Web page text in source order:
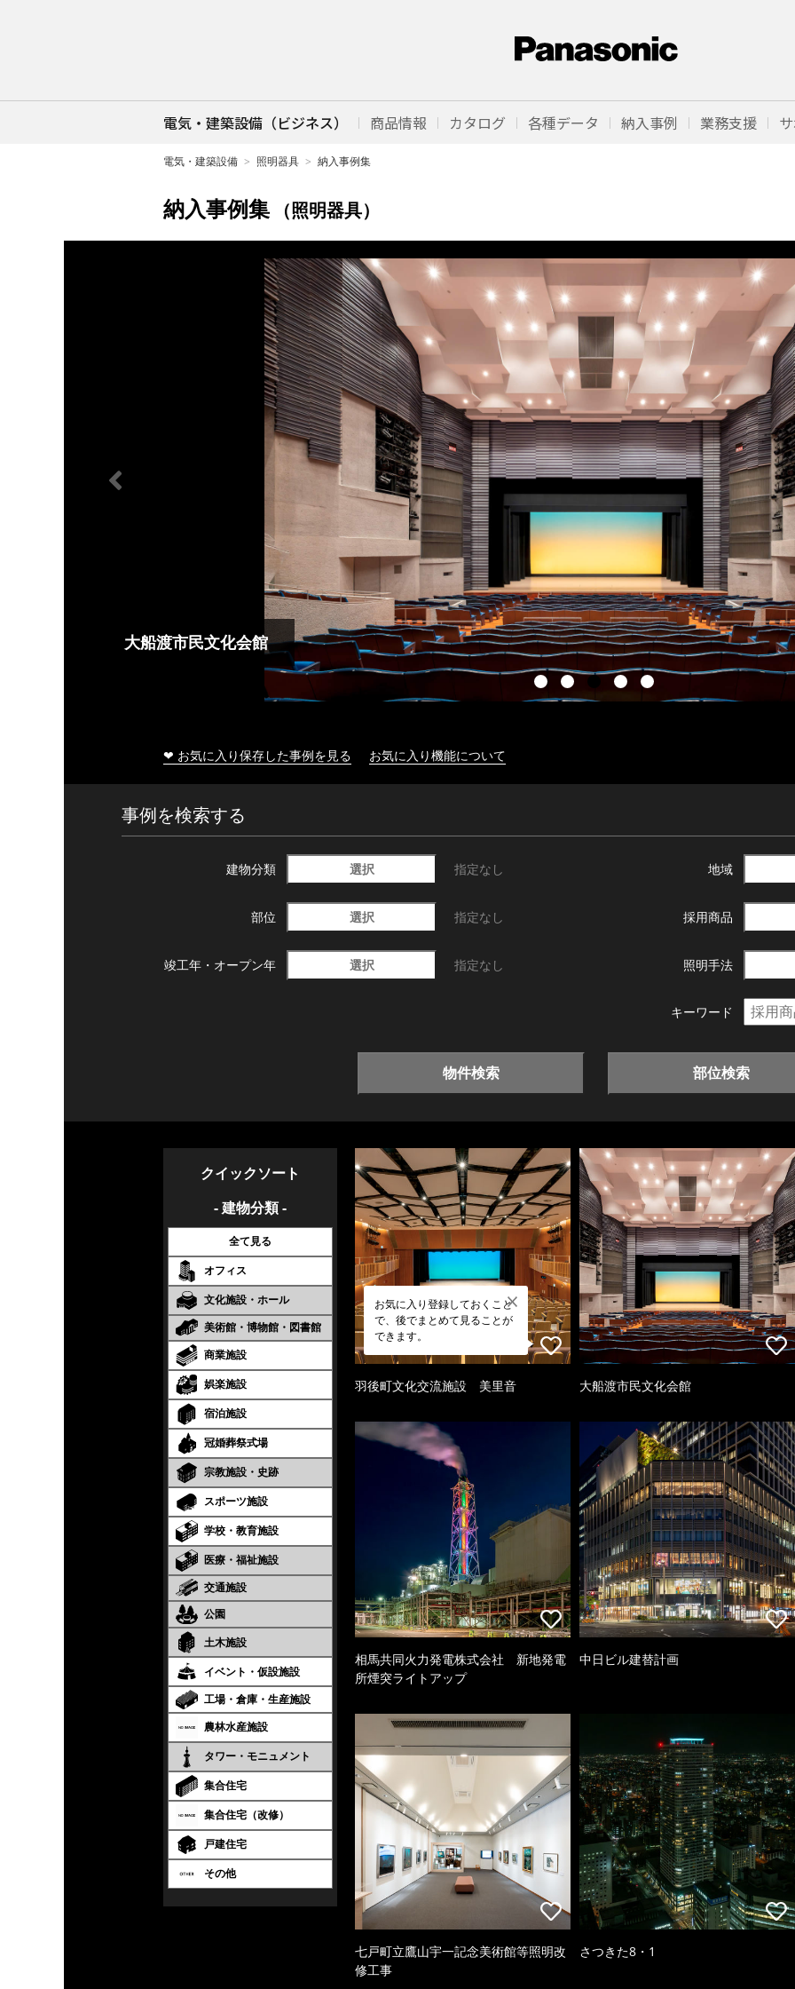
電気・建築設備（ビジネス） 商品情報 カタログ 各種データ 納入事例 業務支援
電気・建築設備 照明器具 納入事例集
納入事例集 （照明器具）
大船渡市民文化会館
❤ お気に入り保存した事例を見る お気に入り機能について
事例を検索する
建物分類 選択 指定なし 地域
部位 選択 指定なし 採用商品
竣工年・ オープン年 選択 指定なし 照明手法
キーワード
物件検索 部位検索
クイックソート
- 建物分類 -
全て見る
オフィス
文化施設・ホール
美術館・博物館・図書館
商業施設
娯楽施設
宿泊施設
冠婚葬祭式場
宗教施設・史跡
スポーツ施設
学校・教育施設
医療・福祉施設
交通施設
公園
土木施設
イベント・仮設施設
工場・倉庫・生産施設
農林水産施設
タワー・モニュメント
集合住宅
集合住宅（改修）
戸建住宅
その他
お気に入り登録しておくこと
で、後でまとめて見ることが
できます。
羽後町文化交流施設 美里音 大船渡市民文化会館
相馬共同火力発電株式会社 新地発電
所煙突ライトアップ
中日ビル建替計画
七戸町立鷹山宇一記念美術館等照明改
修工事
さつきた8・1